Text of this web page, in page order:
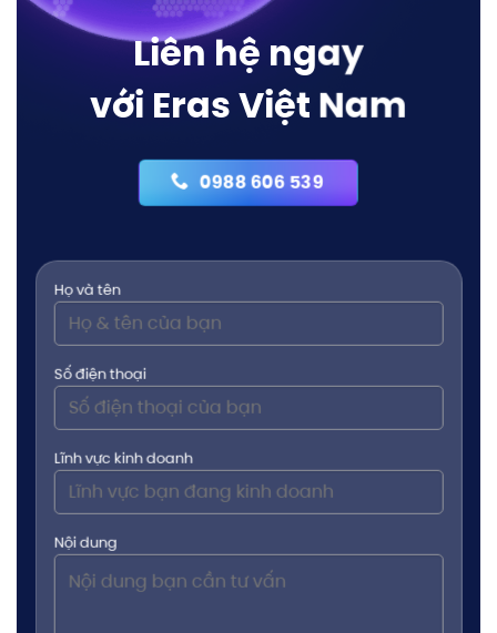
Liên hệ ngay
với Eras Việt Nam
0988 606 539
Họ và tên
Số điện thoại
Lĩnh vực kinh doanh
Nội dung